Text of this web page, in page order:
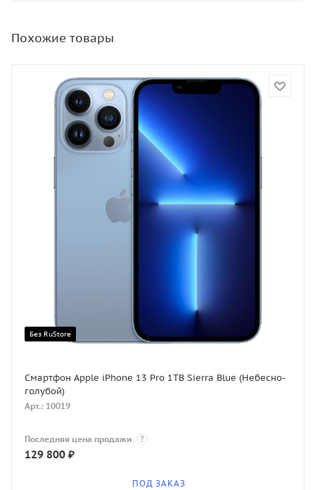
Похожие товары
Без RuStore
Смартфон Apple iPhone 13 Pro 1TB Sierra Blue (Небесно-
голубой)
Арт.: 10019
Последняя цена продажи ?
129 800 ₽
ПОД ЗАКАЗ